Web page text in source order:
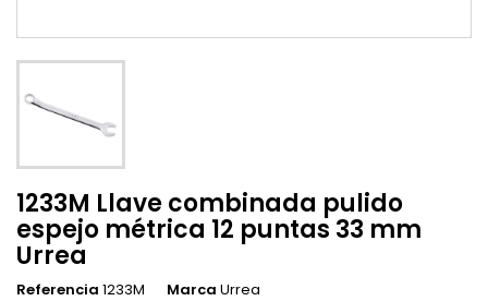
1233M Llave combinada pulido
espejo métrica 12 puntas 33 mm
Urrea
Referencia 1233M Marca Urrea